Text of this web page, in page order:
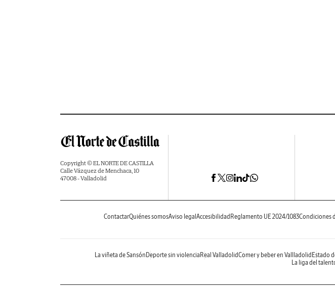
Copyright © EL NORTE DE CASTILLA
Calle Vázquez de Menchaca, 10
47008 - Valladolid
ContactarQuiénes somosAviso legal Accesibilidad Reglamento UE 2024/1083Condiciones
La viñeta de Sansón Deporte sin violencia Real ValladolidComer y beber en Vallladolid Estado
La liga del